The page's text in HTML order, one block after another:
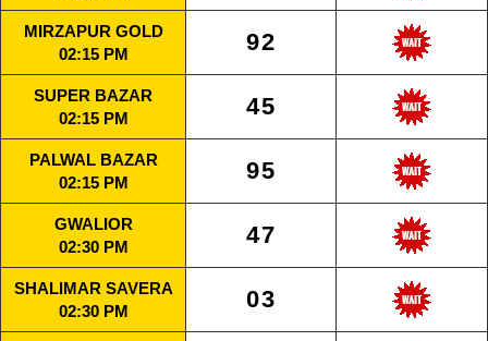
MIRZAPUR GOLD
02:15 PM
92
SUPER BAZAR
02:15 PM
45
PALWAL BAZAR
02:15 PM
95
GWALIOR
02:30 PM
47
SHALIMAR SAVERA
02:30 PM
03